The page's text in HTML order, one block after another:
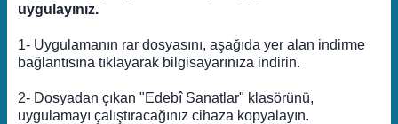
uygulayınız.
1- Uygulamanın rar dosyasını, aşağıda yer alan indirme
bağlantısına tıklayarak bilgisayarınıza indirin.
2- Dosyadan çıkan "Edebî Sanatlar" klasörünü,
uygulamayı çalıştıracağınız cihaza kopyalayın.